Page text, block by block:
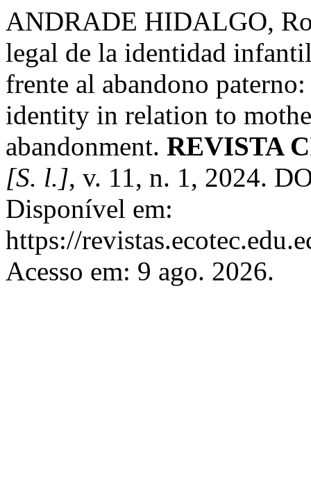
ANDRADE HIDALGO,
legal de la identidad
frente al abandono
identity in relation to
abandonment. REVISTA
[S. l.], v. 11, n. 1, 2024.
Disponível em:
https://
Acesso em: 9 ago. 2026.